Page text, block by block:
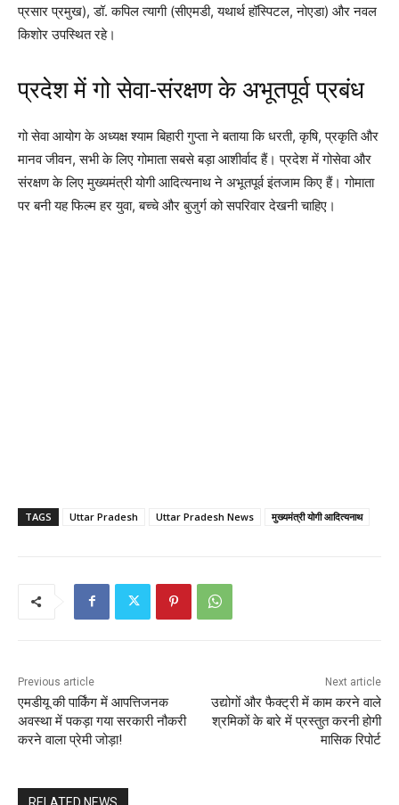
प्रसार प्रमुख), डॉ. कपिल त्यागी (सीएमडी, यथार्थ हॉस्पिटल, नोएडा) और नवल
किशोर उपस्थित रहे।
प्रदेश में गो सेवा-संरक्षण के अभूतपूर्व प्रबंध
गो सेवा आयोग के अध्यक्ष श्याम बिहारी गुप्ता ने बताया कि धरती, कृषि, प्रकृति और
मानव जीवन, सभी के लिए गोमाता सबसे बड़ा आशीर्वाद हैं। प्रदेश में गोसेवा और
संरक्षण के लिए मुख्यमंत्री योगी आदित्यनाथ ने अभूतपूर्व इंतजाम किए हैं। गोमाता
पर बनी यह फिल्म हर युवा, बच्चे और बुजुर्ग को सपरिवार देखनी चाहिए।
TAGS Uttar Pradesh Uttar Pradesh News मुख्यमंत्री योगी आदित्यनाथ
Previous article
एमडीयू की पार्किंग में आपत्तिजनक
अवस्था में पकड़ा गया सरकारी नौकरी
करने वाला प्रेमी जोड़ा!
Next article
उद्योगों और फैक्ट्री में काम करने वाले
श्रमिकों के बारे में प्रस्तुत करनी होगी
मासिक रिपोर्ट